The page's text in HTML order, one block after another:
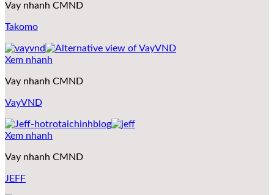
Vay nhanh CMND
Takomo
Xem nhanh
Vay nhanh CMND
VayVND
Xem nhanh
Vay nhanh CMND
JEFF